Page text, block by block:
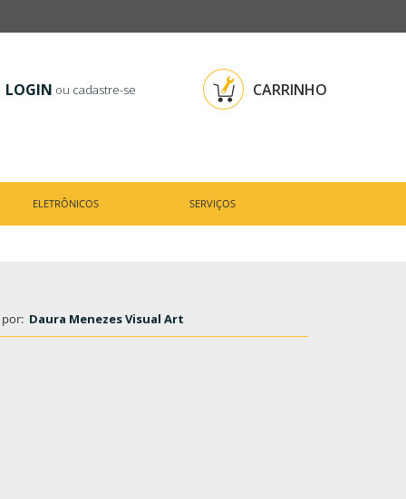
LOGIN ou cadastre-se CARRINHO
ELETRÔNICOS SERVIÇOS
Daura Menezes Visual Art